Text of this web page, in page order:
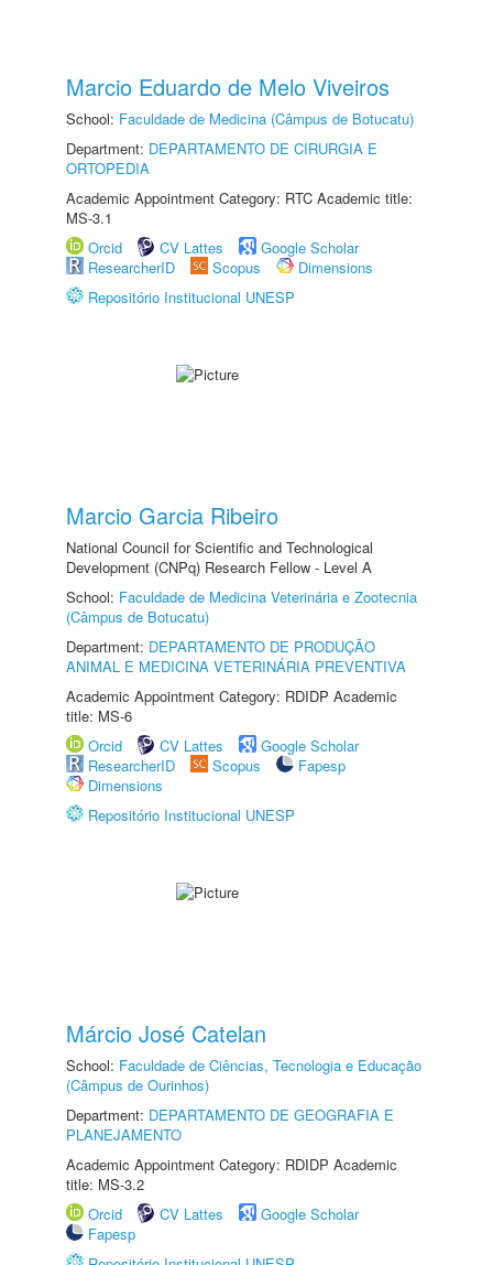
Marcio Eduardo de Melo Viveiros
School: Faculdade de Medicina (Câmpus de Botucatu)
Department: DEPARTAMENTO DE CIRURGIA E
ORTOPEDIA
Academic Appointment Category: RTC Academic title:
MS-3.1
Orcid
CV Lattes
Google Scholar
ResearcherID
Scopus
Dimensions
Repositório Institucional UNESP
Marcio Garcia Ribeiro
National Council for Scientific and Technological
Development (CNPq) Research Fellow - Level A
School: Faculdade de Medicina Veterinária e Zootecnia
(Câmpus de Botucatu)
Department: DEPARTAMENTO DE PRODUÇÃO
ANIMAL E MEDICINA VETERINÁRIA PREVENTIVA
Academic Appointment Category: RDIDP Academic
title: MS-6
Orcid
CV Lattes
Google Scholar
ResearcherID
Scopus
Fapesp
Dimensions
Repositório Institucional UNESP
Márcio José Catelan
School: Faculdade de Ciências, Tecnologia e Educação
(Câmpus de Ourinhos)
Department: DEPARTAMENTO DE GEOGRAFIA E
PLANEJAMENTO
Academic Appointment Category: RDIDP Academic
title: MS-3.2
Orcid
CV Lattes
Google Scholar
Fapesp